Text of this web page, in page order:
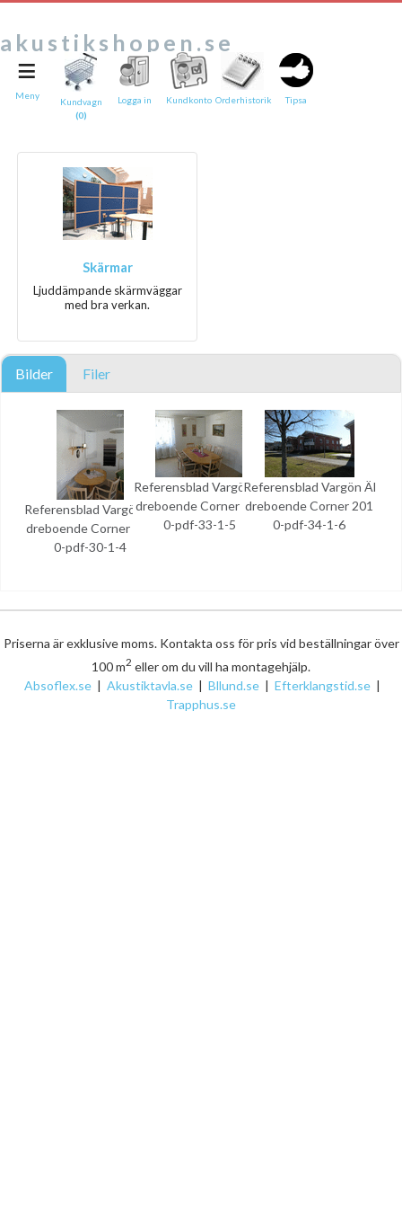
akustikshopen.se
Skärmar
Ljuddämpande skärmväggar
med bra verkan.
Bilder Filer
Referensblad Vargön Äl
dreboende Corner 201
0-pdf-30-1-4
Referensblad Vargön Äl
dreboende Corner 201
0-pdf-33-1-5
Referensblad Vargön Äl
dreboende Corner 201
0-pdf-34-1-6
≡
Meny
Kundvagn
(0)
Logga in Kundkonto Orderhistorik Tipsa
Priserna är exklusive moms. Kontakta oss för pris vid beställningar över
100 m2 eller om du vill ha montagehjälp.
Absoflex.se | Akustiktavla.se | Bllund.se | Efterklangstid.se |
Trapphus.se
Tipsa en vän:
e-post*
Direktlänk till denna sida
Länken ovan kommer att bakas in i ditt tips!